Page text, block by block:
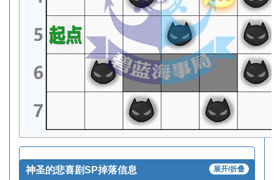
神圣的悲喜剧SP掉落信息 展开/折叠